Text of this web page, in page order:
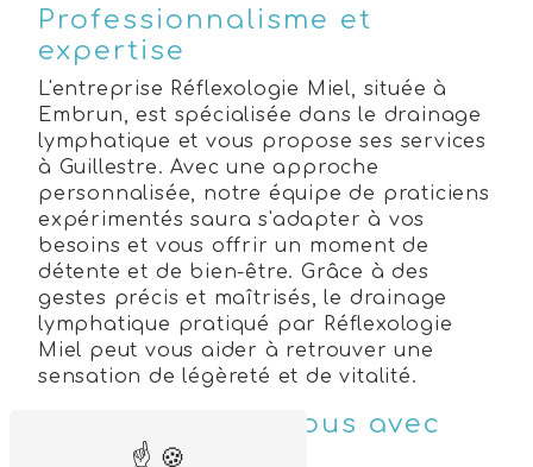
Professionnalisme et
expertise
L'entreprise Réflexologie Miel, située à
Embrun, est spécialisée dans le drainage
lymphatique et vous propose ses services
à Guillestre. Avec une approche
personnalisée, notre équipe de praticiens
expérimentés saura s'adapter à vos
besoins et vous offrir un moment de
détente et de bien-être. Grâce à des
gestes précis et maîtrisés, le drainage
lymphatique pratiqué par Réflexologie
Miel peut vous aider à retrouver une
sensation de légèreté et de vitalité.
Prenez soin de vous avec
Réflexologie Miel